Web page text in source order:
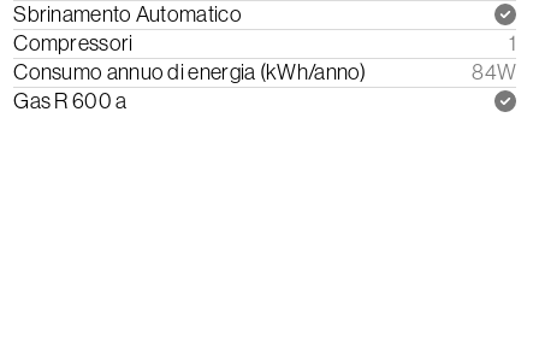
Sbrinamento Automatico
Compressori
1
Consumo annuo di energia (kWh/anno)
84W
Gas R 600 a